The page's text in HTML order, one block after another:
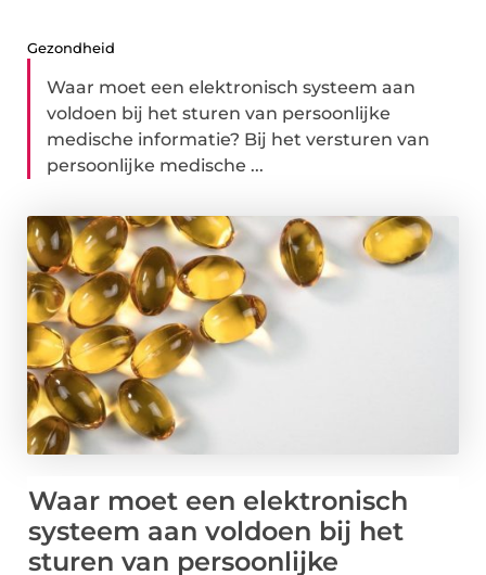
Gezondheid
Waar moet een elektronisch systeem aan
voldoen bij het sturen van persoonlijke
medische informatie? Bij het versturen van
persoonlijke medische ...
Waar moet een elektronisch
systeem aan voldoen bij het
sturen van persoonlijke